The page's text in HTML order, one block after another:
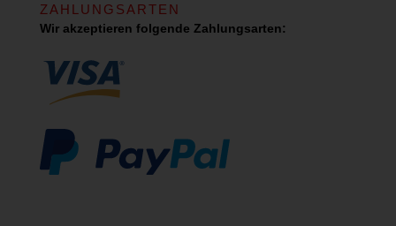
ZAHLUNGSARTEN
Wir akzeptieren folgende Zahlungsarten: